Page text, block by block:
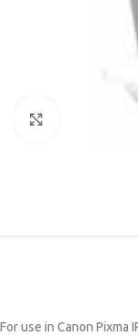
Κλικ για
For use in Canon Pixma